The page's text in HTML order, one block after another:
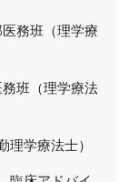
務班（理学療
班（理学療法
理学療法士）